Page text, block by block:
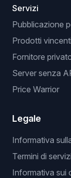
Servizi
Pubblicazione
Prodotti vincenti
Fornitore
Server senza
Price Warrior
Legale
Informativa
Termini di
Informativa sui